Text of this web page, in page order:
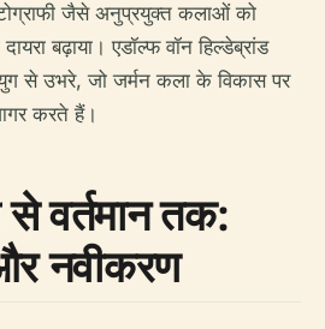
जैसे अनुप्रयुक्त कलाओं को
बढ़ाया। एडॉल्फ वॉन हिल्डेब्रांड
से उभरे, जो जर्मन कला के विकास पर
करते हैं।
से वर्तमान तक:
नवीकरण